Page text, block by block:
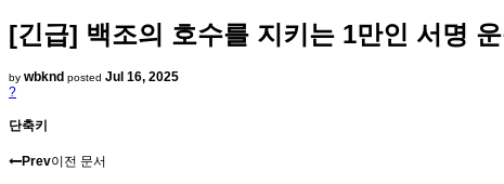
[긴급] 백조의 호수를 지키는 1만인 서명
by wbknd posted Jul 16, 2025
?
단축키
Prev이전 문서